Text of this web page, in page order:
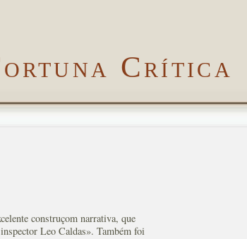
Crítica
construçom narrativa, que
Leo Caldas». Também foi